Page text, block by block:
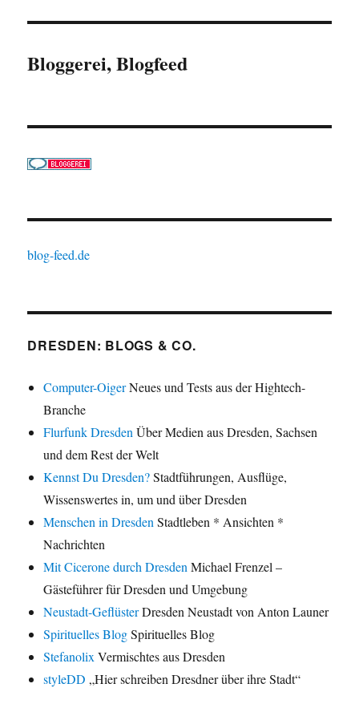
Bloggerei, Blogfeed
blog-feed.de
DRESDEN: BLOGS & CO.
Computer-OigerNeues und Tests aus der Hightech-
Branche
Flurfunk Dresden Über Medien aus Dresden, Sachsen
und dem Rest der Welt
Kennst Du Dresden?Stadtführungen, Ausflüge,
Wissenswertes in, um und über Dresden
Menschen in Dresden Stadtleben * Ansichten *
Nachrichten
Mit Cicerone durch Dresden Michael Frenzel –
Gästeführer für Dresden und Umgebung
Neustadt-GeflüsterDresden Neustadt von Anton Launer
Spirituelles BlogSpirituelles Blog
Stefanolix Vermischtes aus Dresden
styleDD „Hier schreiben Dresdner über ihre Stadt“